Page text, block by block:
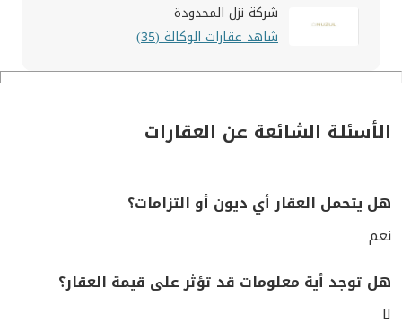
شركة نزل المحدودة
شاهد عقارات الوكالة (35)
الأسئلة الشائعة عن العقارات
هل يتحمل العقار أي ديون أو التزامات؟
نعم
هل توجد أية معلومات قد تؤثر على قيمة العقار؟
لا